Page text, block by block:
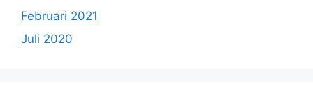
Februari 2021
Juli 2020